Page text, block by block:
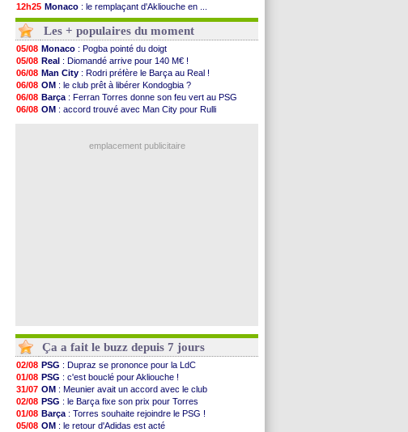
12h25 Monaco : le remplaçant d'Akliouche en ...
12h06 Man Utd: Bayindir signe au Celta (officiel)
11h53
Man City: Enzo Fernandez pour l'après-Rodri ?
11h31 Naples: l'option Monaco pour Lukaku !
11h10
OM: Lucas Perri a été approché
10h52
PSG : le coach de l'Ajax insiste pour Godts
10h33
PSG: une 2e offre en préparation pour Godts
10h12
Francfort: Dina Ebimbe signe à Schalke (off.)
10h09
Strasbourg: Saïdou Sow prêté à Nantes (off.)
10h05
Monaco: Filipe Luis aimerait garder Balogun
: le soutien très appuyé à Infantino
Les + populaires du moment
05/08 Monaco : Pogba pointé du doigt
05/08 Real : Diomandé arrive pour 140 M€ !
06/08 Man City : Rodri préfère le Barça au Real !
06/08 OM : le club prêt à libérer Kondogbia ?
06/08 Barça : Ferran Torres donne son feu vert au PSG
06/08 OM : accord trouvé avec Man City pour Rulli
emplacement publicitaire
Ça a fait le buzz depuis 7 jours
02/08 PSG : Dupraz se prononce pour la LdC
01/08 PSG : c'est bouclé pour Akliouche !
31/07 OM : Meunier avait un accord avec le club
02/08 PSG : le Barça fixe son prix pour Torres
01/08 Barça : Torres souhaite rejoindre le PSG !
05/08 OM : le retour d'Adidas est acté